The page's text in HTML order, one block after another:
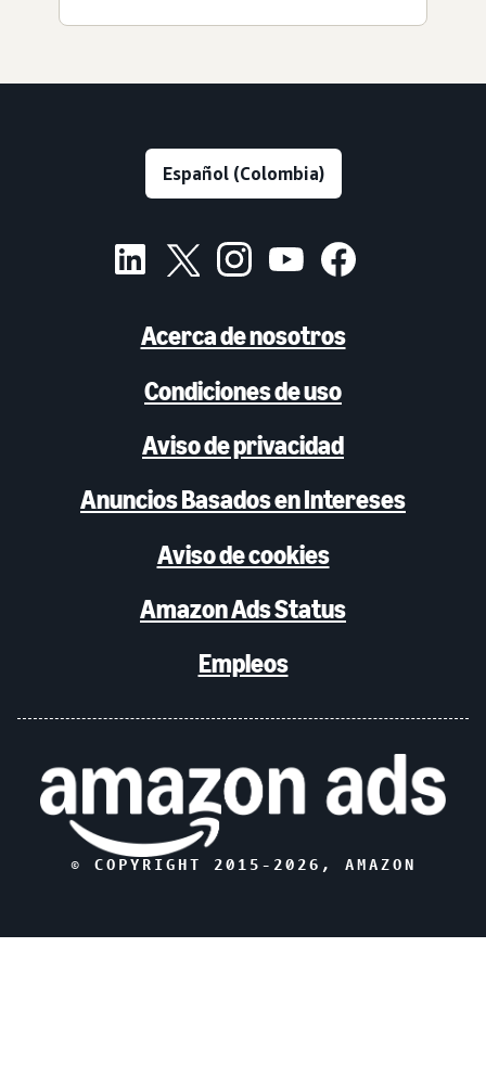
Acerca de nosotros
Condiciones de uso
Aviso de privacidad
Anuncios Basados en Intereses
Aviso de cookies
Amazon Ads Status
Empleos
© COPYRIGHT 2015- 2026 , AMAZON